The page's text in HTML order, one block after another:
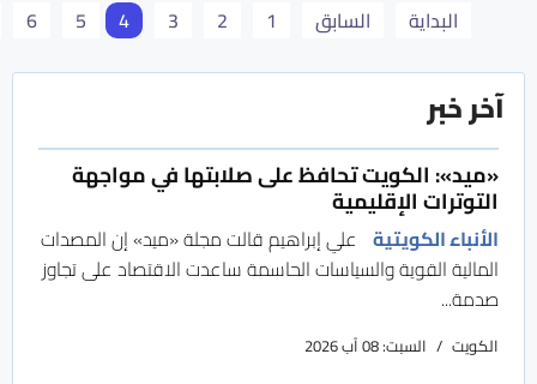
البداية السابق 1
2
3
4
5
6
آخر خبر
«ميد»: الكويت تحافظ على صلابتها في مواجهة
التوترات الإقليمية
الأنباء الكويتية علي إبراهيم قالت مجلة «ميد» إن المصدات
المالية القوية والسياسات الحاسمة ساعدت الاقتصاد على تجاوز
صدمة...
الكويت السبت: 08 آب 2026